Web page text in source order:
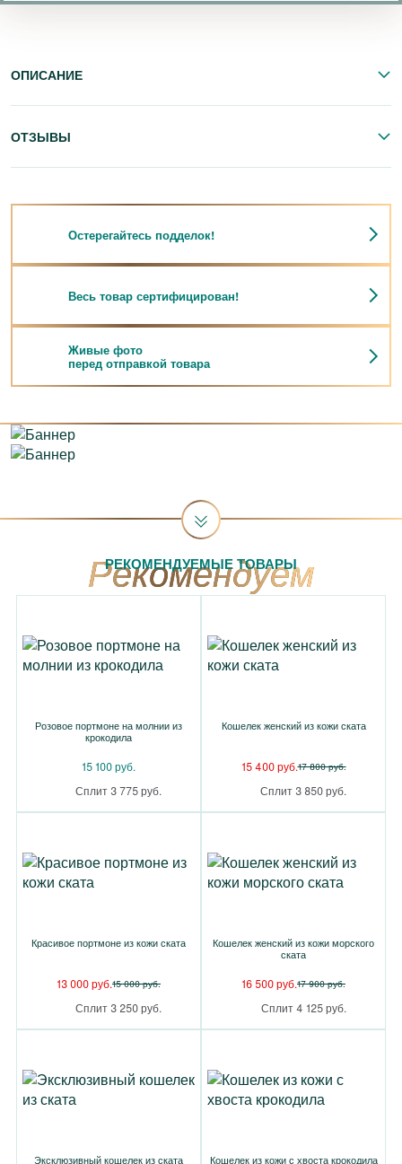
ОПИСАНИЕ
ОТЗЫВЫ
Остерегайтесь подделок!
Весь товар сертифицирован!
Живые фото
перед отправкой товара
РЕКОМЕНДУЕМЫЕ ТОВАРЫ
Розовое портмоне на молнии из
крокодила
15 100 руб.
Сплит 3 775 руб.
Кошелек женский из кожи ската
15 400 руб.17 800 руб.
Сплит 3 850 руб.
Красивое портмоне из кожи ската
13 000 руб.15 000 руб.
Сплит 3 250 руб.
Кошелек женский из кожи морского
ската
16 500 руб.17 900 руб.
Сплит 4 125 руб.
Эксклюзивный кошелек из ската Кошелек из кожи с хвоста крокодила